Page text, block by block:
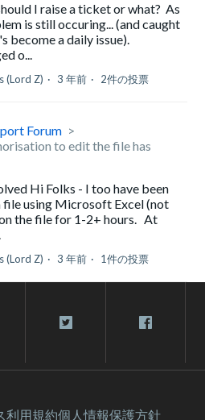
I raise a ticket or what? As
is still occuring... (and caught
become a daily issue).
o...
(Lord Z) 3 年前 2件の投票
Forum
to edit the file has
Hi Folks - I too have been
file using Microsoft Excel (not
the file for 1-2+ hours. At
(Lord Z) 3 年前 1件の投票
利⽤規約個人情報保護方針